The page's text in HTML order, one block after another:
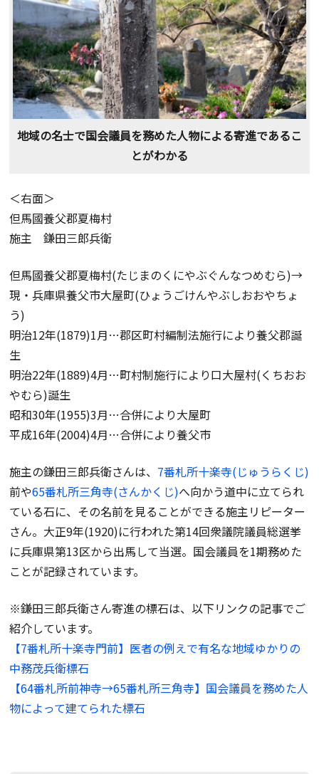
地域の名士で国会議員を務めた人物による寄進であるこ
とがわかる
＜右面＞
但馬國養父郡夏梅村
施主 鎌田三郎兵衛
但馬國養父郡夏梅村(たじまのくにやぶぐんなつめむら)→
現・兵庫県養父市大屋町(ひょうごけんやぶしおおやちょ
う)
明治12年(1879)1月…郡区町村編制法施行により養父郡誕
生
明治22年(1889)4月…町村制施行により口大屋村(くちおお
やむら)誕生
昭和30年(1955)3月…合併により大屋町
平成16年(2004)4月…合併により養父市
施主の鎌田三郎兵衛さんは、 7番札所十楽寺(じゅうらくじ)
前や65番札所三角寺(さんかくじ)へ向かう道中に立てられ
ている石に、その名前を見ることができる施主リピーター
さん。大正9年(1920)に行われた第14回衆議院議員総選挙
に兵庫県第13区から出馬して当選。国会議員を1期務めた
ことが記録されています。
※鎌田三郎兵衛さん寄進の標石は、以下リンクの記事でご
紹介しています。
【7番札所十楽寺門前】医者の例えで有名な地域ゆかりの
中務茂兵衛標石
【64番札所前神寺→65番札所三角寺】国会議員を務めた人
物によって建てられた標石